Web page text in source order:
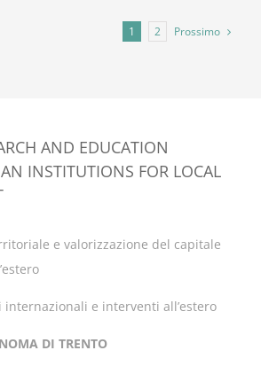
1 2 Prossimo
AND EDUCATION
INSTITUTIONS FOR LOCAL
e valorizzazione del capitale
e interventi all’estero
DI TRENTO